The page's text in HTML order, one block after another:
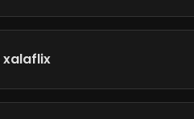
xalaflix